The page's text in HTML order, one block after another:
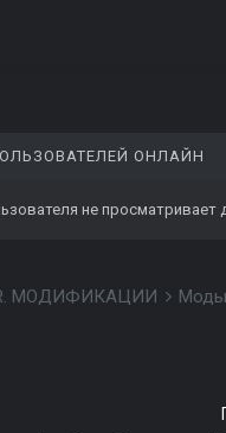
ОНЛАЙН
не просматривает
МОДИФИКАЦИИ Моды